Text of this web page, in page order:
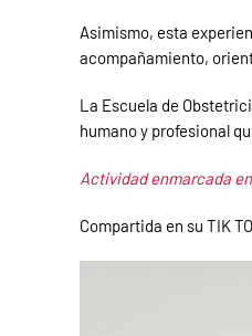
Asimismo, esta
acompañamiento,
La Escuela de
humano y profesional
Actividad enmarcada
Compartida en su TIK